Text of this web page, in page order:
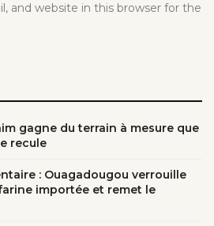
and website in this browser for the
gagne du terrain à mesure que
recule
: Ouagadougou verrouille
importée et remet le